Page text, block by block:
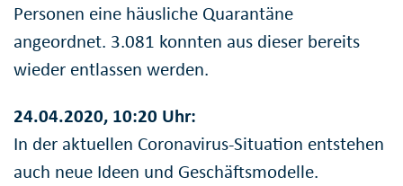
Personen eine häusliche Quarantäne
angeordnet. 3.081 konnten aus dieser bereits
wieder entlassen werden.
24.04.2020, 10:20 Uhr:
In der aktuellen Coronavirus-Situation entstehen
auch neue Ideen und Geschäftsmodelle.